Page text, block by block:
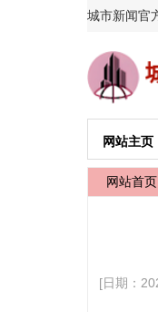
城市新闻官
网站主页
网站首页
[日期：